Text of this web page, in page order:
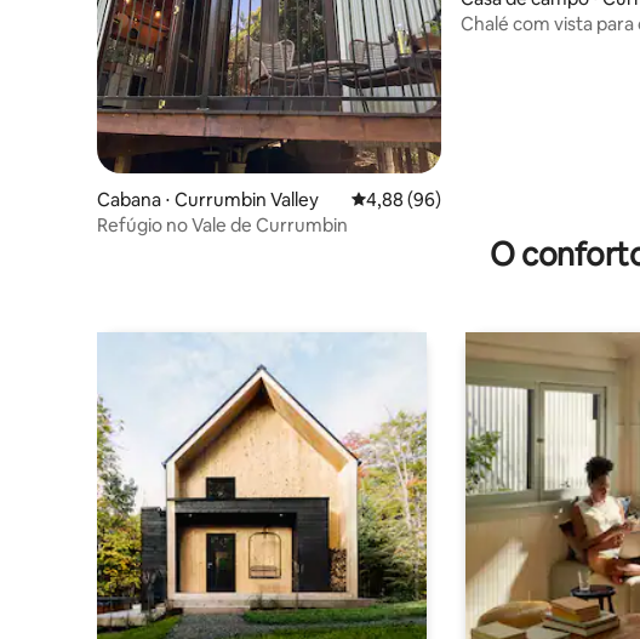
Cabana ⋅ Currumbin Valley 4,88 de uma avaliação média de 5,
4,88 (96)
Refúgio no Vale de Currumbin
Valley
Chalé com vista
O